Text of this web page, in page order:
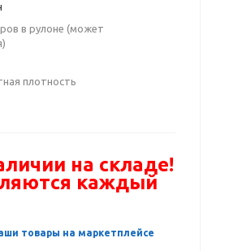
в рулоне (может
плотность
на складе!
каждый
товары на маркетплейсе